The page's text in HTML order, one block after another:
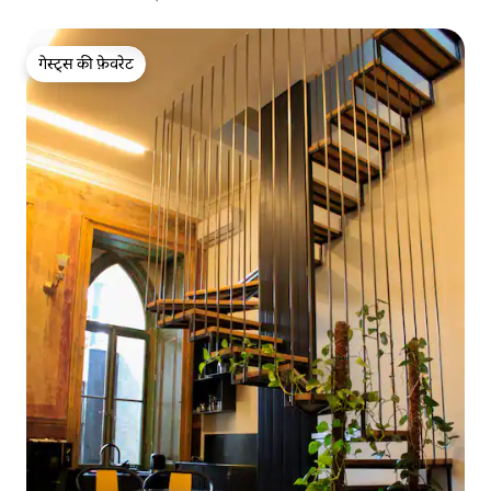
गेस्ट्स की फ़ेवरेट
गेस्ट्स की फ़ेवरेट